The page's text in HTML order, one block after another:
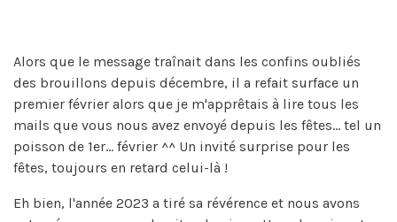
Alors que le message traînait dans les confins oubliés
des brouillons depuis décembre, il a refait surface un
premier février alors que je m'apprêtais à lire tous les
mails que vous nous avez envoyé depuis les fêtes... tel un
poisson de 1er... février ^^ Un invité surprise pour les
fêtes, toujours en retard celui-là !
Eh bien, l'année 2023 a tiré sa révérence et nous avons